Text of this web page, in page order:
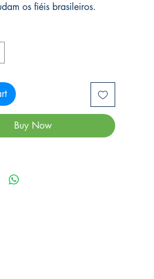
os fiéis brasileiros.
Buy Now